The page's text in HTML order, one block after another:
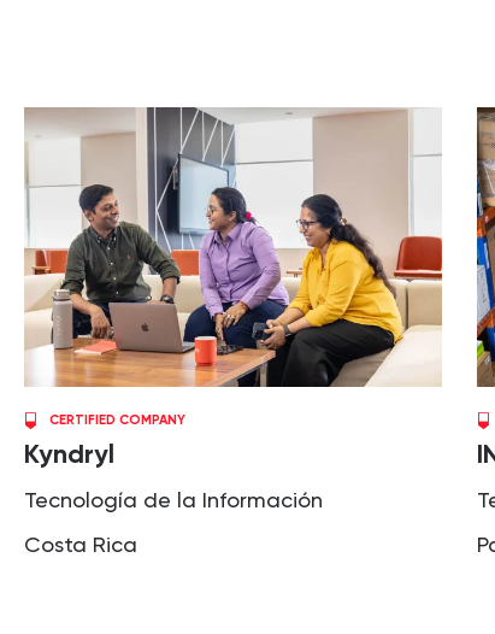
CERTIFIED COMPANY
Kyndryl
Tecnología de la Información
Costa Rica